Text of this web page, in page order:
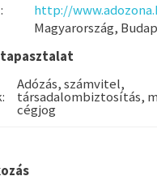
http://
Magyarország,
tapasztalat
Adózás, számvitel,
társadalombiztosítás,
cégjog